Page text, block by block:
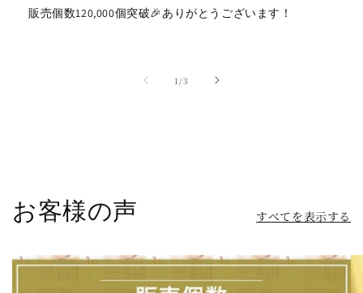
販売個数120,000個突破🎉ありがとうございます！
1 /の
3
お客様の声 すべてを表示する